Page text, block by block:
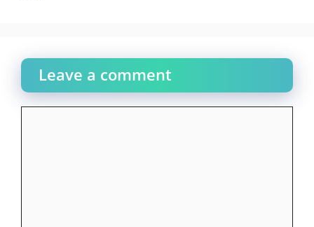
Leave a comment